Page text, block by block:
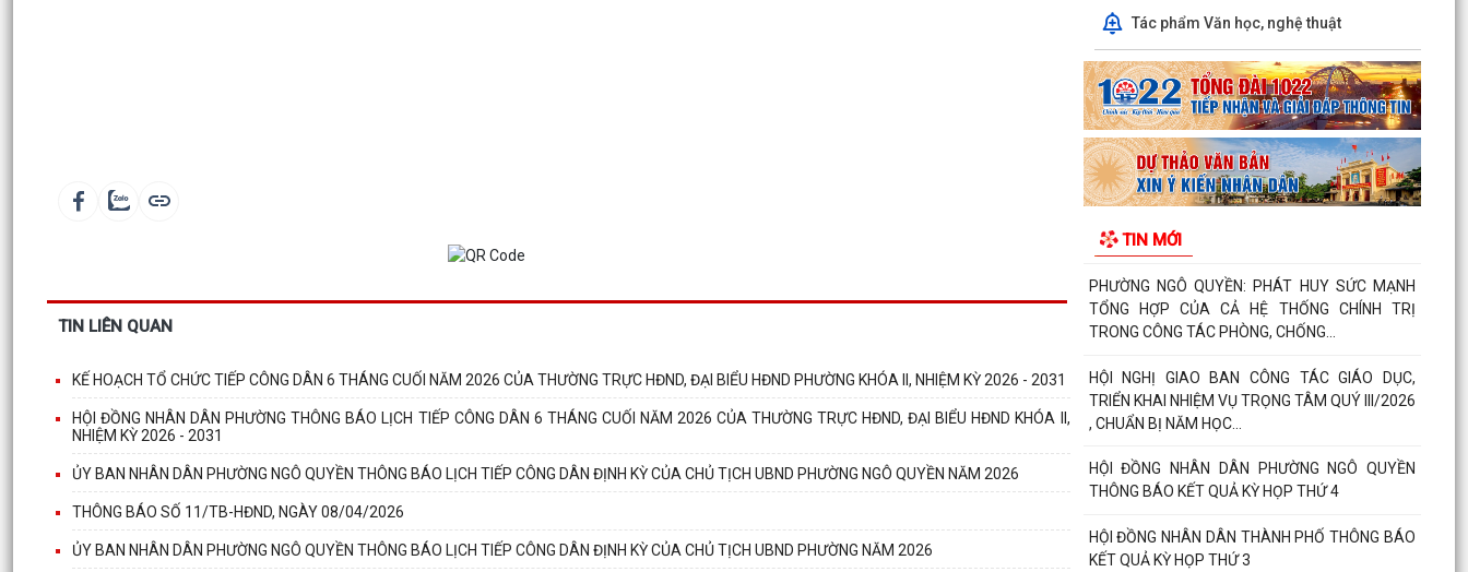
TIN LIÊN QUAN
KẾ HOẠCH TỔ CHỨC TIẾP CÔNG DÂN 6 THÁNG CUỐI NĂM 2026 CỦA THƯỜNG TRỰC HĐND, ĐẠI BIỂU HĐND PHƯỜNG KHÓA II, NHIỆM KỲ 2026 - 2031
HỘI ĐỒNG NHÂN DÂN PHƯỜNG THÔNG BÁO LỊCH TIẾP CÔNG DÂN 6 THÁNG CUỐI NĂM 2026 CỦA THƯỜNG TRỰC HĐND, ĐẠI BIỂU HĐND KHÓA II,
NHIỆM KỲ 2026 - 2031
ỦY BAN NHÂN DÂN PHƯỜNG NGÔ QUYỀN THÔNG BÁO LỊCH TIẾP CÔNG DÂN ĐỊNH KỲ CỦA CHỦ TỊCH UBND PHƯỜNG NGÔ QUYỀN NĂM 2026
THÔNG BÁO SỐ 11/TB-HĐND, NGÀY 08/04/2026
ỦY BAN NHÂN DÂN PHƯỜNG NGÔ QUYỀN THÔNG BÁO LỊCH TIẾP CÔNG DÂN ĐỊNH KỲ CỦA CHỦ TỊCH UBND PHƯỜNG NĂM 2026
Tác phẩm Văn học, nghệ thuật
TIN MỚI
Phường Ngô Quyền trao tặng sách giáo khoa,
đồng phục cho 307 học sinh có hoàn cảnh khó
khăn trước...
Phường Ngô Quyền đẩy mạnh công tác phòng,
chống ma túy và nhân rộng các mô hình an ninh
trật tự tại...
CHO CHÍNH QUYỀN
PHƯỜNG NGÔ QUYỀN: PHÁT HUY SỨC MẠNH
TỔNG HỢP CỦA CẢ HỆ THỐNG CHÍNH TRỊ
TRONG CÔNG TÁC PHÒNG, CHỐNG...
HỘI NGHỊ GIAO BAN CÔNG TÁC GIÁO DỤC,
TRIỂN KHAI NHIỆM VỤ TRỌNG TÂM QUÝ III/2026
, CHUẨN BỊ NĂM HỌC...
HỘI ĐỒNG NHÂN DÂN PHƯỜNG NGÔ QUYỀN
THÔNG BÁO KẾT QUẢ KỲ HỌP THỨ 4
HỘI ĐỒNG NHÂN DÂN THÀNH PHỐ THÔNG BÁO
KẾT QUẢ KỲ HỌP THỨ 3